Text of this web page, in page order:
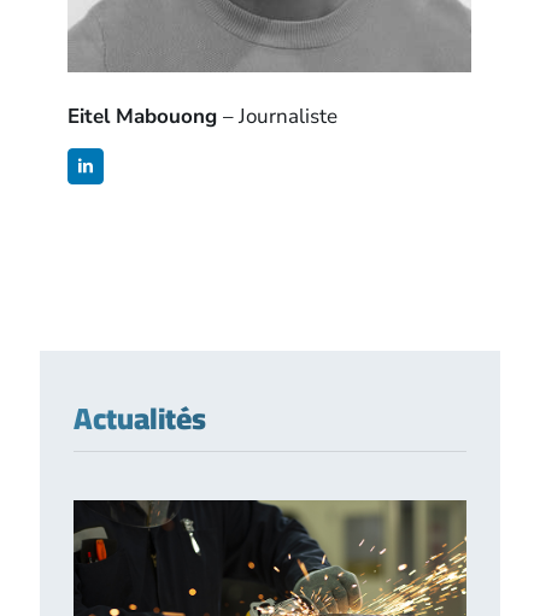
Eitel Mabouong– Journaliste
Actualités